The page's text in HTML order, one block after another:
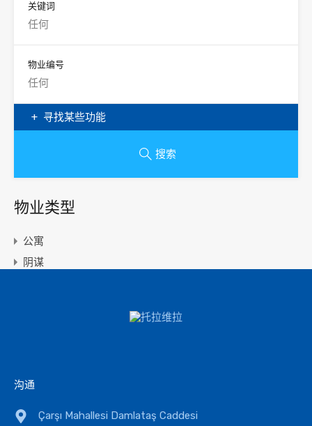
关键词
物业编号
寻找某些功能
搜索
物业类型
公寓
阴谋
别墅
沟通
Çarşı Mahallesi Damlataş Caddesi